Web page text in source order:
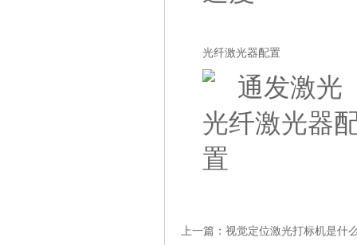
光纤激光器配置
上一篇： 视觉定位激光打标机是什